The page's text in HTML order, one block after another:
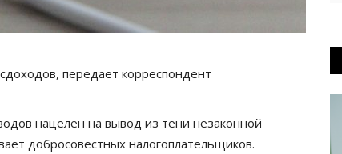
передает корреспондент
нацелен на вывод из тени незаконной
добросовестных налогоплательщиков.